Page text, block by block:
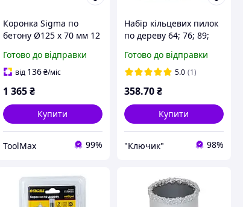
Коронка Sigma по
бетону Ø125 х 70 мм 12
Готово до відправки
від 136 ₴/міс
1 365 ₴
Купити
ToolMax 99%
Набір кільцевих пилок
по дереву 64; 76; 89;
предметів Sigma
1520081
Готово до відправки
5.0 (1)
358.70₴
Купити
"Ключик" 98%